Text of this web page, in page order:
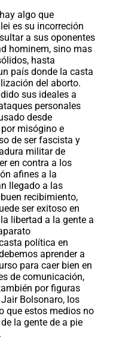
algo que
es su incorreción
a sus oponentes
hominem, sino mas
hasta
país donde la casta
del aborto.
sus ideales a
personales
desde
misógino e
de ser fascista y
militar de
en contra a los
afines a la
llegado a las
recibimiento,
ser exitoso en
libertad a la gente a
política en
aprender a
para caer bien en
de comunicación,
por figuras
Bolsonaro, los
que estos medios no
la gente de a pie